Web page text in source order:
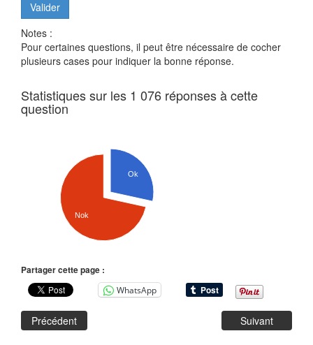
Notes :
Pour certaines questions, il peut être nécessaire de cocher
plusieurs cases pour indiquer la bonne réponse.
Statistiques sur les 1 076 réponses à cette
question
Ok
Nok
Partager cette page :
WhatsApp
Précédent Suivant